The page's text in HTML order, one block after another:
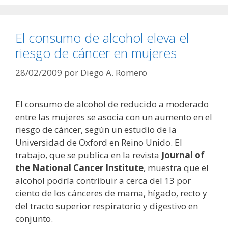
El consumo de alcohol eleva el
riesgo de cáncer en mujeres
28/02/2009 por Diego A. Romero
El consumo de alcohol de reducido a moderado
entre las mujeres se asocia con un aumento en el
riesgo de cáncer, según un estudio de la
Universidad de Oxford en Reino Unido. El
trabajo, que se publica en la revista Journal of
the National Cancer Institute, muestra que el
alcohol podría contribuir a cerca del 13 por
ciento de los cánceres de mama, hígado, recto y
del tracto superior respiratorio y digestivo en
conjunto.